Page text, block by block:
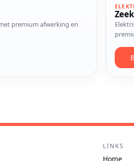
premium afwerking en
LINKS
Home